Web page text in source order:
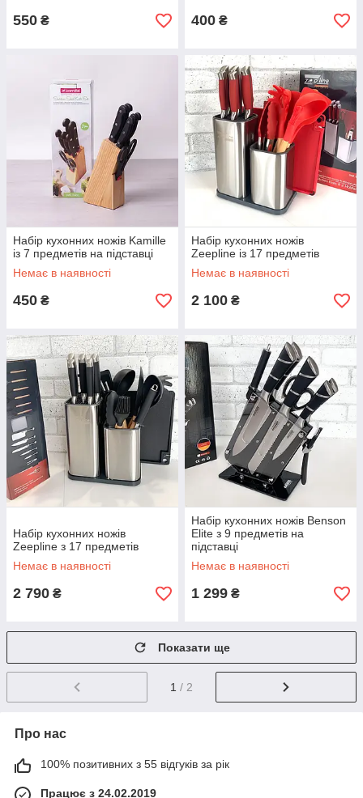
550 ₴ 400 ₴
Набір кухонних ножів Kamille
із 7 предметів на підставці
Немає в наявності
450 ₴
Набір кухонних ножів
Zeepline із 17 предметів
Немає в наявності
2 100 ₴
Набір кухонних ножів
Zeepline з 17 предметів
Немає в наявності
2 790 ₴
Набір кухонних ножів Benson
Elite з 9 предметів на
підставці
Немає в наявності
1 299 ₴
Показати ще
1 / 2
Про нас
100% позитивних з 55 відгуків за рік
Працює з 24.02.2019